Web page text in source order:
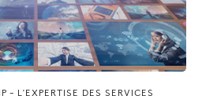
– L'EXPERTISE DES SERVICES